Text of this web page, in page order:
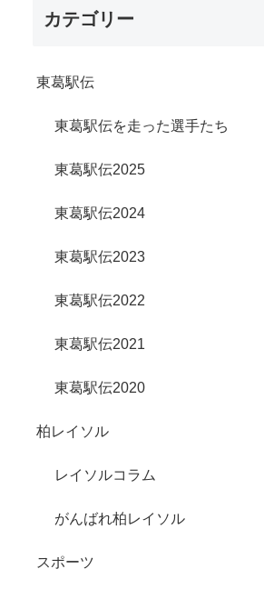
カテゴリー
東葛駅伝
東葛駅伝を走った選手たち
東葛駅伝2025
東葛駅伝2024
東葛駅伝2023
東葛駅伝2022
東葛駅伝2021
東葛駅伝2020
柏レイソル
レイソルコラム
がんばれ柏レイソル
スポーツ